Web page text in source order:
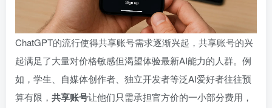
ChatGPT的流行使得共享账号需求逐渐兴起，共享账号的兴
起满足了大量对价格敏感但渴望体验最新AI能力的人群。例
如，学生、自媒体创作者、独立开发者等泛AI爱好者往往预
算有限， 共享账号让他们只需承担官方价的一小部分费用，